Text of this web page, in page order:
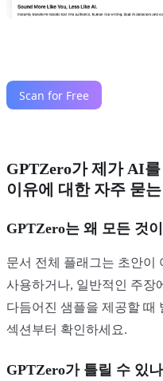
GPTZero가 제가 AI
이유에 대한 자주 묻
GPTZero는 왜 모든 것
문서 전체 플래그는 초안이
사용하거나, 일반적인 주장
다듬어진 샘플을 제공할 때
섹션부터 확인하세요.
GPTZero가 틀릴 수 있